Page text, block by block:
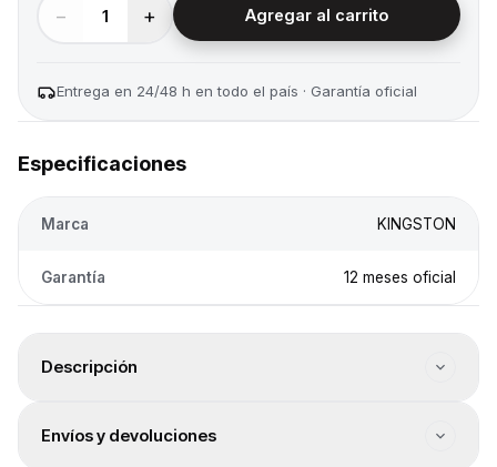
− 1 + Agregar al carrito
Entrega en 24/48 h en todo el país · Garantía oficial
Especificaciones
Marca KINGSTON
Garantía 12 meses oficial
Descripción
Tamaño de memoria RAM: 16GB. Velocidad máxima de
Envíos y devoluciones